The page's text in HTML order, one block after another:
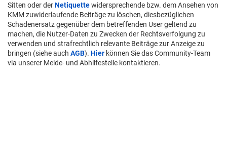
Sitten oder derNetiquettewidersprechende bzw. dem Ansehen von
KMM zuwiderlaufende Beiträge zu löschen, diesbezüglichen
Schadenersatz gegenüber dem betreffenden User geltend zu
machen, die Nutzer-Daten zu Zwecken der Rechtsverfolgung zu
verwenden und strafrechtlich relevante Beiträge zur Anzeige zu
bringen (siehe auch AGB). Hier können Sie das Community-Team
via unserer Melde- und Abhilfestelle kontaktieren.